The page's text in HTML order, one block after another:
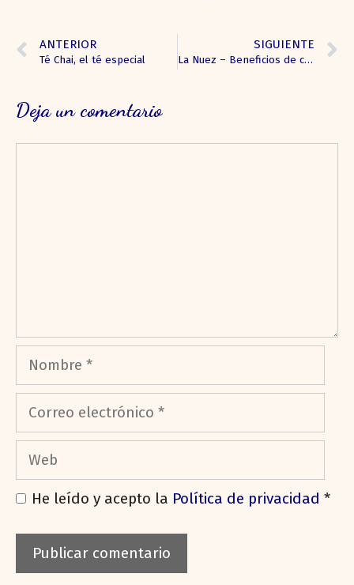
ANTERIOR
Té Chai, el té especial
SIGUIENTE
La Nuez – Beneficios de consumir nueces
Deja un comentario
He leído y acepto la Política de privacidad *